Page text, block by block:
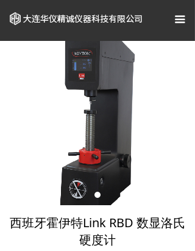
끀
首页
关于我们
西班牙霍伊特Link RBD 数显洛氏
硬度计